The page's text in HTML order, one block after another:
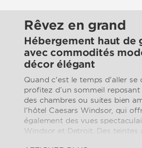
Rêvez en grand
Hébergement haut de
avec commodités
décor élégant
Quand c'est le temps d'aller se
profitez d’un sommeil reposant
des chambres ou suites bien
l’hôtel Caesars Windsor, qui
également des vues
Windsor et Detroit. Des teintes